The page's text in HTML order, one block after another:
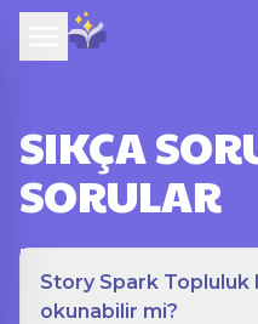
SIKÇA
SORULAR
Story Spark
okunabilir mi?